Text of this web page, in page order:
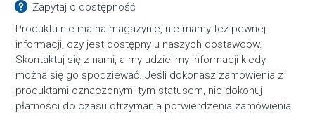
Zapytaj o dostępność
Produktu nie ma na magazynie, nie mamy też pewnej
informacji, czy jest dostępny u naszych dostawców.
Skontaktuj się z nami, a my udzielimy informacji kiedy
można się go spodziewać. Jeśli dokonasz zamówienia z
produktami oznaczonymi tym statusem, nie dokonuj
płatności do czasu otrzymania potwierdzenia zamówienia.